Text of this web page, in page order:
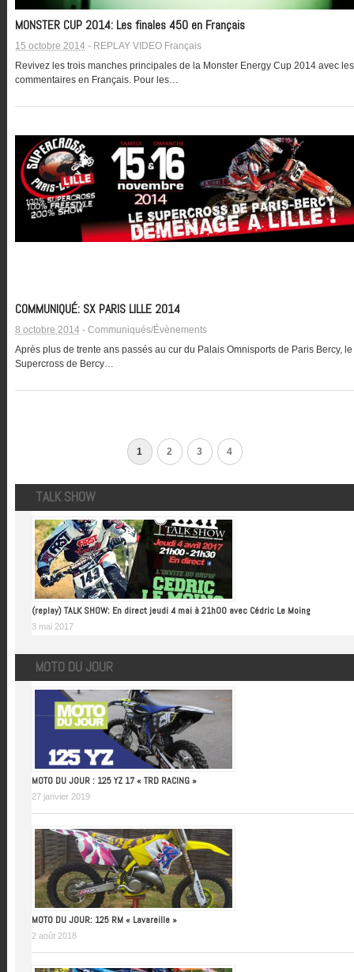
MONSTER CUP 2014: Les finales 450 en Français
15 octobre 2014 - REPLAY VIDEO Français
Revivez les trois manches principales de la Monster Energy Cup 2014 avec les
commentaires en Français. Pour les…
COMMUNIQUÉ: SX PARIS LILLE 2014
8 octobre 2014 - Communiqués/Évènements
Après plus de trente ans passés au cur du Palais Omnisports de Paris Bercy, le
Supercross de Bercy…
1 2 3 4
TALK SHOW
(replay) TALK SHOW: En direct jeudi 4 mai à 21h00 avec Cédric Le Moing
3 mai 2017
MOTO DU JOUR
MOTO DU JOUR : 125 YZ 17 « TRD RACING »
27 janvier 2019
MOTO DU JOUR: 125 RM « Lavareille »
2 août 2018